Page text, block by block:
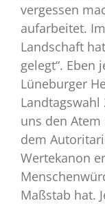
vergessen
aufarbeitet.
Landschaft
gelegt“. Eben
Lüneburger
Landtagswahl
uns den
dem
Wertekanon
Maßstab hat.